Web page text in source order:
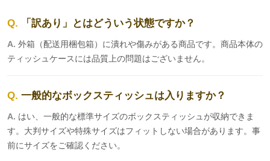
「訳あり」とはどういう状態ですか？
外箱（配送用梱包箱）に潰れや傷みがある商品です。商品本体の
ティッシュケースには品質上の問題はございません。
一般的なボックスティッシュは入りますか？
はい、一般的な標準サイズのボックスティッシュが収納できま
す。大判サイズや特殊サイズはフィットしない場合があります。事
前にサイズをご確認ください。